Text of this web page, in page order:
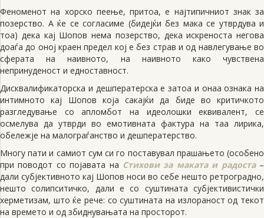
Феноменот на хорско пеење, притоа, е најтипичниот знак за
позерство. A ќе се согласиме (бидејќи без мака се утврдува и
тоа) дека кај Шопов нема позерство, дека искреноста негова
доаѓа до оној краен предел кој е без страв и од навлегување во
сферата на наивното, на наивното како чувствена
непринуденост и едноставност.
Дисквалификаторска и дешператерска е затоа и онаа ознака на
интимното кај Шопов која сакајќи да биде во критичкото
разгледување со апломбот на идеолошки еквивалент, се
осмелува да утврди во емотивната фактура на таа лирика,
обележје на малограѓанство и дешператерство.
Многу пати и самиот сум си го поставувал прашањето (особено
при поводот со појавата на Стихови за маката и радоста–
дали субјективното кај Шопов носи во себе нешто ретроградно,
нешто солипситичко, дали е со суштината субјективистички
херметизам, што ќе рече: со суштината на излораност од текот
на времето и од збиднувањата на просторот.